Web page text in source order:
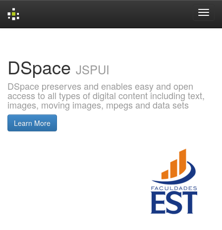
DSpace JSPUI
DSpace preserves and enables easy and open
access to all types of digital content including text,
images, moving images, mpegs and data sets
Learn More